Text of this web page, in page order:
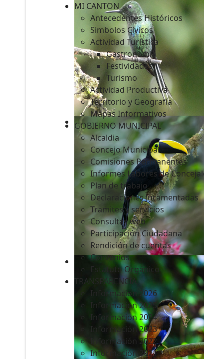
MI CANTON
Antecedentes Históricos
Simbolos Cívicos
Actividad Turística
Gastronomía
Festividades
Turismo
Actividad Productiva
Territorio y Geografía
Mapas Informativos
GOBIERNO MUNICIPAL
Alcaldia
Concejo Municipal
Comisiones Permanentes
Informes Labores de
Plan de trabajo
Declaraciones Juramentadas
Tramites y servicios
Consultas web
Participación Ciudadana
Rendición de cuentas
Convenios
Estatuto Orgánico
TRANSPARENCIA
Informacion 2026
Informacion 2025
Informacion 2024
Información 2023
Información 2022
Información 2021